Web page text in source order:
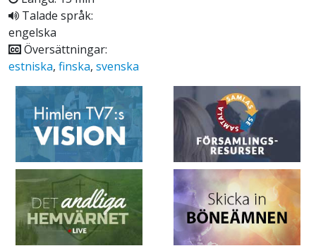
Talade språk:
engelska
Översättningar:
estniska, finska, svenska